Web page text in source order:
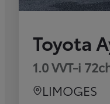
Toyota
1.0 VVT-i
LIMOGES